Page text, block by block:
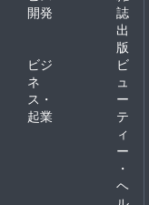
開発
誌
出
版
ビジ
ネ
ス・
起業
ビ
ュ
ー
テ
ィ
ー
・
ヘ